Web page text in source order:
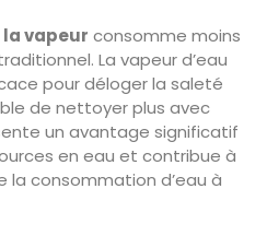
vapeur consomme moins
La vapeur d’eau
pour déloger la saleté
de nettoyer plus avec
un avantage significatif
en eau et contribue à
consommation d’eau à